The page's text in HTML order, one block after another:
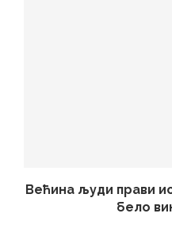
Већина људи прави
бело